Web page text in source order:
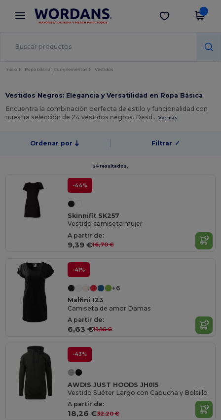
× App de Wordans
¡Mejores precios en app!
Descargar app
Inicio Ropa básica | Complementos Vestidos
Vestidos Negros: Elegancia y Versatilidad en Ropa Básica
Encuentra la combinación perfecta de estilo y funcionalidad con
nuestra selección de 24 vestidos negros. Desd…Ver más
Ordenar por Filtrar ✓
24 resultados.
-44%
Skinnifit SK257
Vestido camiseta mujer
A partir de:
9,39 €16,70 €
-41%
+6
Malfini 123
Camiseta de amor Damas
A partir de:
6,63 €11,16 €
-43%
AWDIS JUST HOODS JH015
Vestido Suéter Largo con Capucha y Bolsillo
A partir de:
18,26 €32,20 €